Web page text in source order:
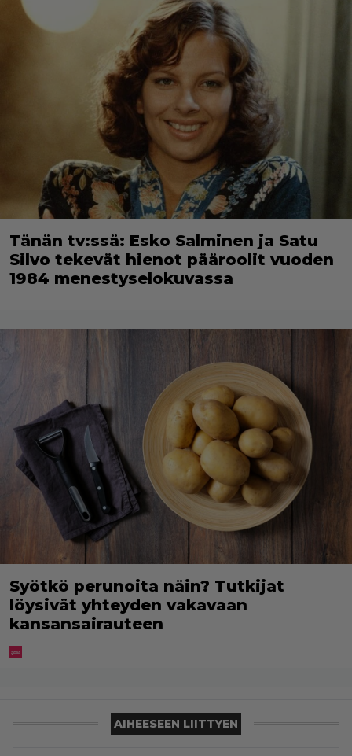
Tänän tv:ssä: Esko Salminen ja Satu
Silvo tekevät hienot pääroolit vuoden
1984 menestyselokuvassa
Syötkö perunoita näin? Tutkijat
löysivät yhteyden vakavaan
kansansairauteen
AIHEESEEN LIITTYEN